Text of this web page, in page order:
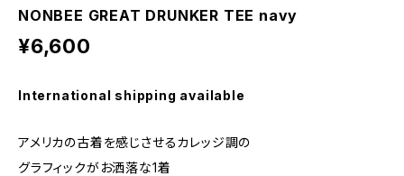
NONBEE GREAT DRUNKER TEE navy
¥6,600
International shipping available
アメリカの古着を感じさせるカレッジ調の
グラフィックがお洒落な1着